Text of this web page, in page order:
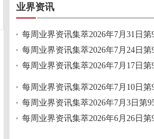
业界资讯
每周业界资讯集萃2026年7月31日第
每周业界资讯集萃2026年7月24日第
每周业界资讯集萃2026年7月17日第
每周业界资讯集萃2026年7月10日第
每周业界资讯集萃2026年7月3日第
每周业界资讯集萃2026年6月26日第